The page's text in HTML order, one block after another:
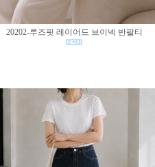
20202-루즈핏 레이어드 브이넥 반팔티